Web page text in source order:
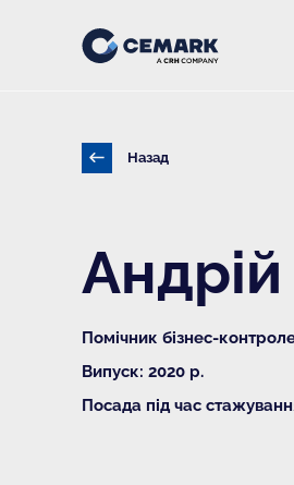
Назад
Помічник бізнес-
Випуск: 2020 р.
Посада під час